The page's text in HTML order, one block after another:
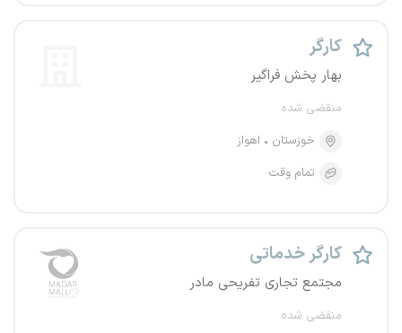
کارگر
بهار پخش فراگیر
منقضی شده
خوزستان
اهواز
تمام وقت
کارگر خدماتی
مجتمع تجاری تفریحی مادر
منقضی شده